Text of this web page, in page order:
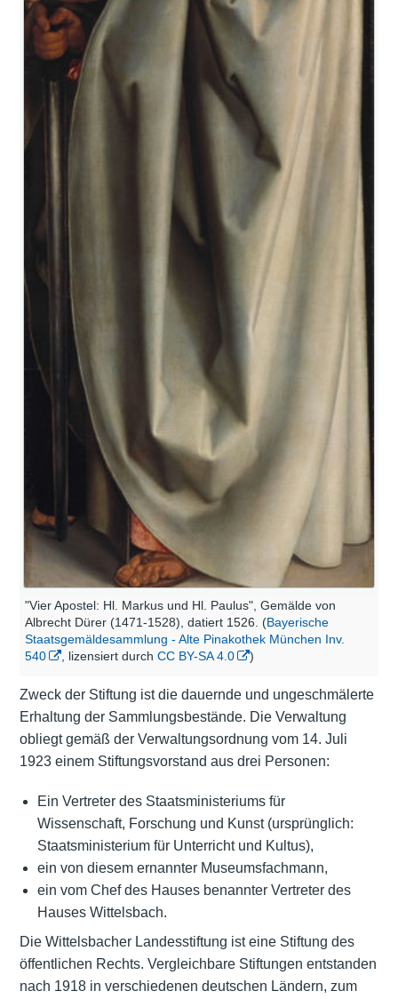
"Vier Apostel: Hl. Markus und Hl. Paulus", Gemälde von
Albrecht Dürer (1471-1528), datiert 1526. (Bayerische
Staatsgemäldesammlung - Alte Pinakothek München Inv.
540
, lizensiert durchCC BY-SA 4.0 )
Zweck der Stiftung ist die dauernde und ungeschmälerte
Erhaltung der Sammlungsbestände. Die Verwaltung
obliegt gemäß der Verwaltungsordnung vom 14. Juli
1923 einem Stiftungsvorstand aus drei Personen:
Ein Vertreter des Staatsministeriums für
Wissenschaft, Forschung und Kunst (ursprünglich:
Staatsministerium für Unterricht und Kultus),
ein von diesem ernannter Museumsfachmann,
ein vom Chef des Hauses benannter Vertreter des
Hauses Wittelsbach.
Die Wittelsbacher Landesstiftung ist eine Stiftung des
öffentlichen Rechts. Vergleichbare Stiftungen entstanden
nach 1918 in verschiedenen deutschen Ländern, zum